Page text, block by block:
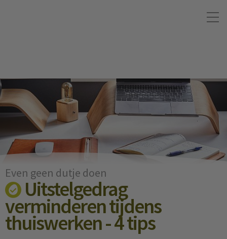
Even geen dutje doen
Uitstelgedrag
verminderen tijdens
thuiswerken - 4 tips